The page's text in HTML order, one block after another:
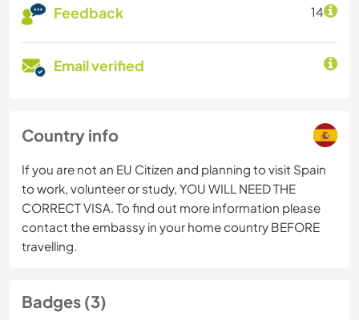
Feedback 14
Email verified
Country info
If you are not an EU Citizen and planning to visit Spain
to work, volunteer or study, YOU WILL NEED THE
CORRECT VISA. To find out more information please
contact the embassy in your home country BEFORE
travelling.
Badges (3)